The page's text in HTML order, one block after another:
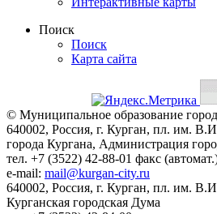
Поиск
Поиск
Карта сайта
© Муниципальное образование
640002, Россия, г. Курган, пл. им.
города Кургана, Администрация
тел. +7 (3522) 42-88-01 факс
e-mail: mail@kurgan-city.ru
640002, Россия, г. Курган, пл. им.
Курганская городская Дума